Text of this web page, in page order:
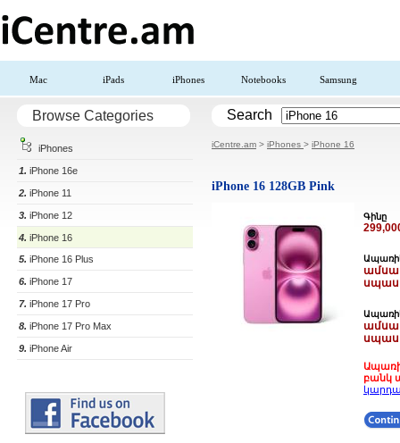
Mac iPads iPhones Notebooks Samsung
Browse Categories
iPhones
1. iPhone 16e
2. iPhone 11
3. iPhone 12
4. iPhone 16
5. iPhone 16 Plus
6. iPhone 17
7. iPhone 17 Pro
8. iPhone 17 Pro Max
9. iPhone Air
Search
iCentre.am > iPhones > iPhone 16
iPhone 16 128GB Pink
Գինը
բանկ